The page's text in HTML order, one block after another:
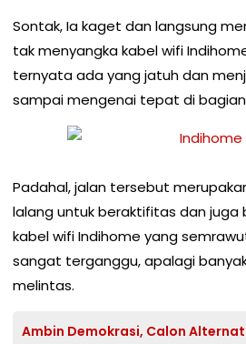
Sontak, Ia kaget dan langsung
tak menyangka kabel wifi
ternyata ada yang jatuh dan
sampai mengenai tepat di bagian
Padahal, jalan tersebut
lalang untuk beraktifitas dan juga
kabel wifi Indihome yang
sangat terganggu, apalagi
melintas.
Ambin Demokrasi, Calon